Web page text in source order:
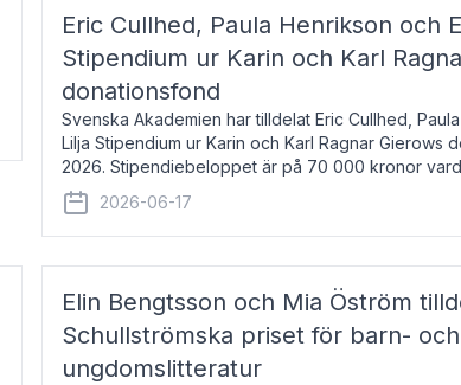
Eric Cullhed, Paula Henrikson och
Stipendium ur Karin och Karl
donationsfond
Svenska Akademien har tilldelat Eric Cullhed,
Lilja Stipendium ur Karin och Karl Ragnar Gierows
2026. Stipendiebeloppet är på 70 000 kronor
född 1985, är professor i grekis
2026-06-17
Elin Bengtsson och Mia Öström
Schullströmska priset för barn- och
ungdomslitteratur